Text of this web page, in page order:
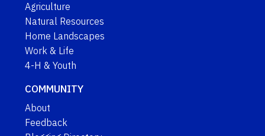
Agriculture
Natural Resources
Home Landscapes
Work & Life
4-H & Youth
COMMUNITY
About
Feedback